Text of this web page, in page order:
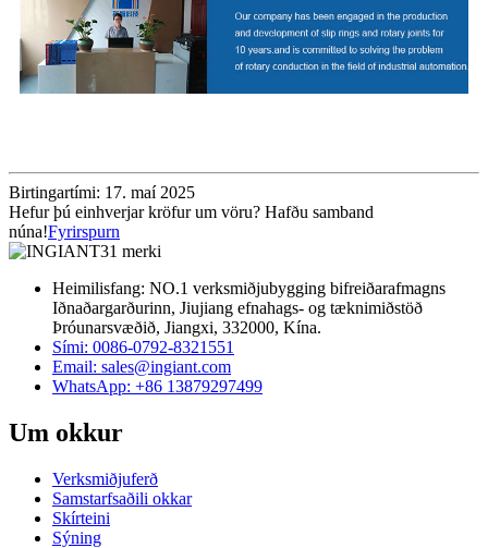
Birtingartími: 17. maí 2025
Hefur þú einhverjar kröfur um vöru? Hafðu samband
núna!Fyrirspurn
Heimilisfang: NO.1 verksmiðjubygging bifreiðarafmagns
Iðnaðargarðurinn, Jiujiang efnahags- og tæknimiðstöð
Þróunarsvæðið, Jiangxi, 332000, Kína.
Sími: 0086-0792-8321551
Email: sales@ingiant.com
WhatsApp: +86 13879297499
Um okkur
Verksmiðjuferð
Samstarfsaðili okkar
Skírteini
Sýning